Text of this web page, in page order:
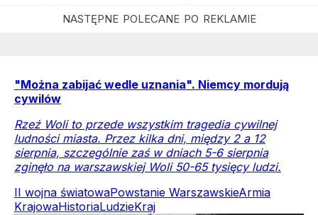
"Można zabijać wedle uznania". Niemcy mordują
cywilów
Rzeź Woli to przede wszystkim tragedia cywilnej
ludności miasta. Przez kilka dni, między 2 a 12
sierpnia, szczególnie zaś w dniach 5-6 sierpnia
zginęło na warszawskiej Woli 50-65 tysięcy ludzi.
II wojna światowaPowstanie WarszawskieArmia
KrajowaHistoriaLudzieKraj